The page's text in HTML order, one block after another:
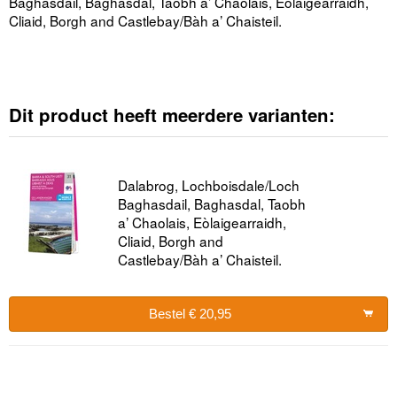
Cliaid, Borgh and Castlebay/Bàh a’ Chaisteil.
Dit product heeft meerdere varianten:
Dalabrog, Lochboisdale/Loch
Baghasdail, Baghasdal, Taobh
a’ Chaolais, Eòlaigearraidh,
Cliaid, Borgh and
Castlebay/Bàh a’ Chaisteil.
Bestel € 20,95